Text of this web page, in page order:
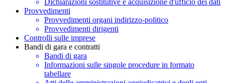
Provvedimenti
Provvedimenti organi indirizzo-politico
Provvedimenti dirigenti
Controlli sulle imprese
Bandi di gara e contratti
Bandi di gara
Informazioni sulle singole procedure in formato
tabellare